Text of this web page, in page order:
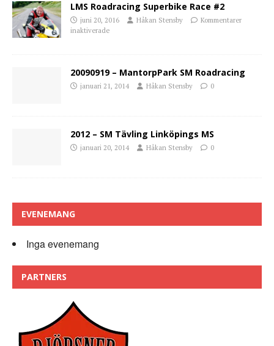
LMS Roadracing Superbike Race #2
juni 20, 2016 Håkan Stensby
Kommentarer
inaktiverade
20090919 – MantorpPark SM Roadracing
januari 21, 2014 Håkan Stensby 0
2012 – SM Tävling Linköpings MS
januari 20, 2014 Håkan Stensby 0
EVENEMANG
Inga evenemang
PARTNERS